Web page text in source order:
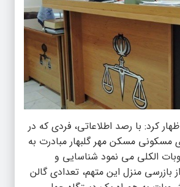
کرد: با رصد اطلاعاتی، فردی که در
مسکونی مسکن مهر گلبهار مبادرت به
الکلی می نمود شناسایی و
منزل این متهم، تعدادی گالن